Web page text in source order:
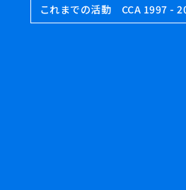
これまでの活動 CCA 1997 -